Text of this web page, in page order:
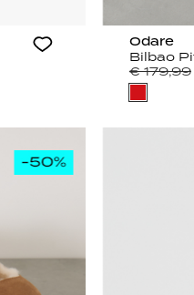
Odare
€ 179,99